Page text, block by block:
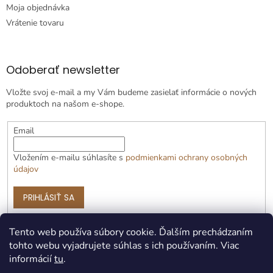
Tento web používa súbory cookie. Ďalším prechádzaním
tohto webu vyjadrujete súhlas s ich používaním. Viac
informáciítu.
Moja objednávka
Vrátenie tovaru
Odoberať newsletter
Vložte svoj e-mail a my Vám budeme zasielať informácie o nových
produktoch na našom e-shope.
Email
Vložením e-mailu súhlasíte s podmienkami ochrany osobných
údajov
PRIHLÁSIŤ SA